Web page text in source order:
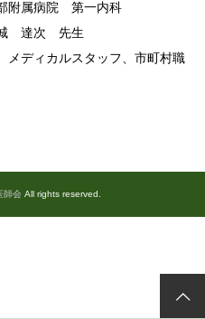
病院 第一内科
次 先生
メディカルスタッフ、市町村職
師会 All rights reserved.